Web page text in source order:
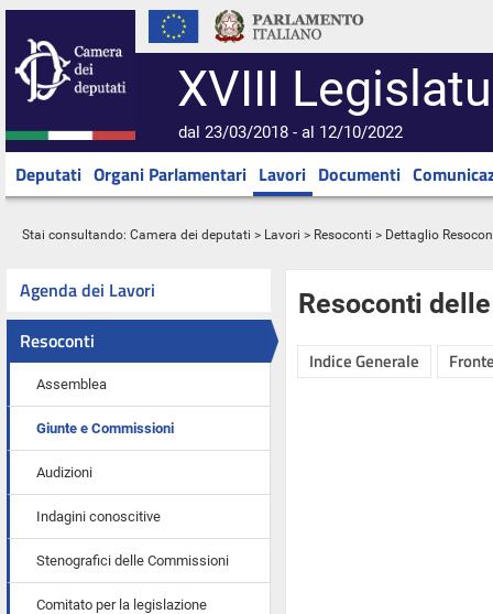
XVIII
dal 23/03/2018 - al 12/10/2022
Deputati Organi Parlamentari Lavori Documenti
Stai consultando: Camera dei deputati > Lavori > Resoconti > Dettaglio
Agenda dei Lavori
Resoconti
Assemblea
Giunte e Commissioni
Audizioni
Indagini conoscitive
Stenografici delle Commissioni
Comitato per la legislazione
Resoconti
Indice Generale